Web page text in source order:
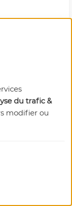
du trafic &
modifier ou